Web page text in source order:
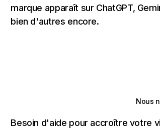
marque apparaît sur ChatGPT,
bien d'autres encore.
Nous
Besoin d'aide pour accroître votre